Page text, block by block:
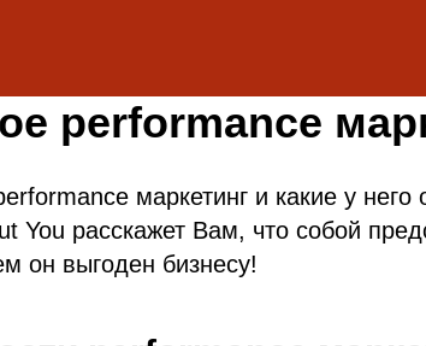
performance
маркетинг и какие у
You расскажет Вам, что собой
он выгоден бизнесу!